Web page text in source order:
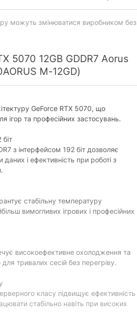
можуть змінюватися виробником без
5070 12GB GDDR7 Aorus
M-12GD)
GeForce RTX 5070, що
ігор та професійних застосувань.
з інтерфейсом 192 біт дозволяє
і ефективність при роботі з
стабільну температуру
вимогливих ігрових і професійних
високоефективне охолодження та
тривалих сесій без перегріву.
класу підвищує ефективність
стабільно навіть при високих